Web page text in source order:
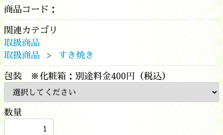
商品コード：
関連カテゴリ
取扱商品
取扱商品
すき焼き
包装 ※化粧箱：別途料金400円（税込）
数量